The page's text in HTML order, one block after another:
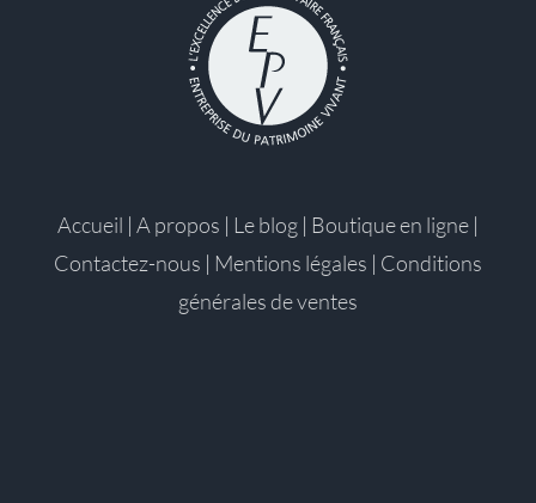
Accueil | A propos | Le blog | Boutique en ligne |
Contactez-nous | Mentions légales | Conditions
générales de ventes